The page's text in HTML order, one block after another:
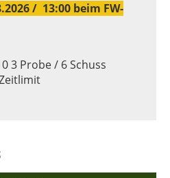
/ 13:00 beim FW-
3 Probe / 6 Schuss